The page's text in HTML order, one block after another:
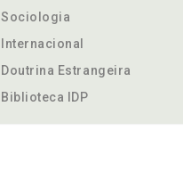
Sociologia
Internacional
Doutrina Estrangeira
Biblioteca IDP